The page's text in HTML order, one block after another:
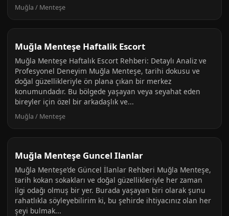
Muğla / Menteşe
Muğla Menteşe Haftalik Escort
Muğla Menteşe Haftalık Escort Rehberi: Detaylı Analiz ve
Profesyonel Deneyim Muğla Menteşe, tarihi dokusu ve
doğal güzellikleriyle ön plana çıkan bir merkez
konumundadır. Bu bölgede yaşayan veya seyahat eden
bireyler için özel bir arkadaşlık ve...
Muğla / Menteşe
Muğla Menteşe Guncel Ilanlar
Muğla Menteşe’de Güncel İlanlar Rehberi Muğla Menteşe,
tarih kokan sokakları ve doğal güzellikleriyle her zaman
ilgi odağı olmuş bir yer. Burada yaşayan biri olarak şunu
rahatlıkla söyleyebilirim ki, bu şehirde ihtiyacınız olan her
şeyi bulmak...